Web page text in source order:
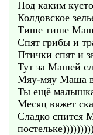
Под каким
Колдовское
Тише тише
Спят грибы и
Птички спят и
Тут за Машей
Мяу-мяу Маша
Ты ещё малышка
Месяц вяжет
Сладко спится